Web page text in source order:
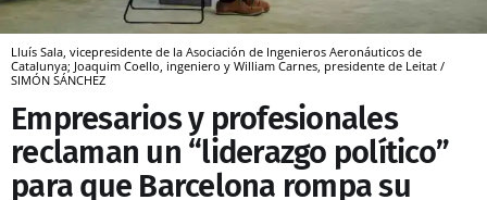
Lluís Sala, vicepresidente de la Asociación de Ingenieros Aeronáuticos de
Catalunya; Joaquim Coello, ingeniero y William Carnes, presidente de Leitat /
SIMÓN SÁNCHEZ
Empresarios y profesionales
reclaman un “liderazgo político”
para que Barcelona rompa su